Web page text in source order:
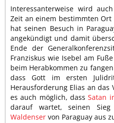
Interessanterweise wird
Zeit an einem bestimmten Ort
hat seinen Besuch in
angekündigt und damit
Ende der
Franziskus wie Isebel am
beim Herabkommen zu
dass Gott im ersten
Herausforderung Elias an das
es auch möglich, dassSatan
darauf wartet, seinen
Waldenser von Paraguay aus